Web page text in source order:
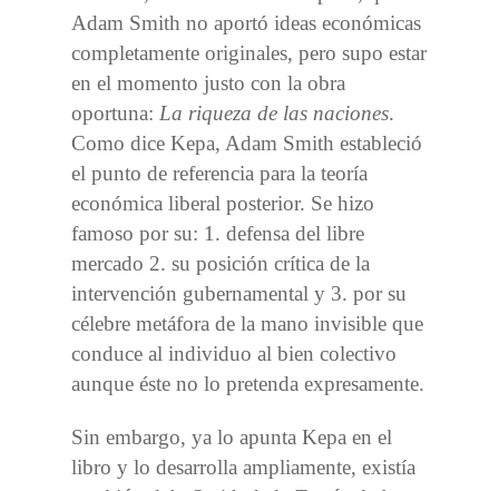
Adam Smith no aportó ideas económicas
completamente originales, pero supo estar
en el momento justo con la obra
oportuna: La riqueza de las naciones.
Como dice Kepa, Adam Smith estableció
el punto de referencia para la teoría
económica liberal posterior. Se hizo
famoso por su: 1. defensa del libre
mercado 2. su posición crítica de la
intervención gubernamental y 3. por su
célebre metáfora de la mano invisible que
conduce al individuo al bien colectivo
aunque éste no lo pretenda expresamente.
Sin embargo, ya lo apunta Kepa en el
libro y lo desarrolla ampliamente, existía